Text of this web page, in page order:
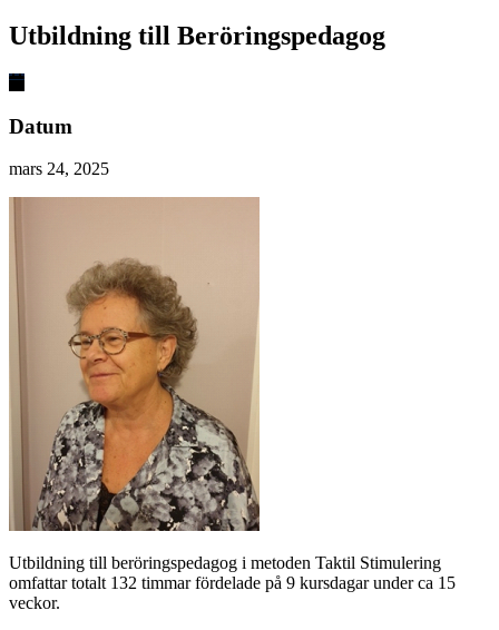
Utbildning till Beröringspedagog
Datum
mars 24, 2025
Utbildning till beröringspedagog i metoden Taktil Stimulering
omfattar totalt 132 timmar fördelade på 9 kursdagar under ca 15
veckor.